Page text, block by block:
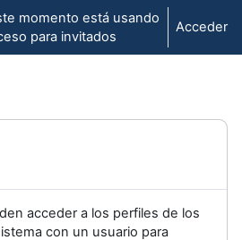
momento está usando
para invitados
Acceder
acceder a los perfiles de los
con un usuario para